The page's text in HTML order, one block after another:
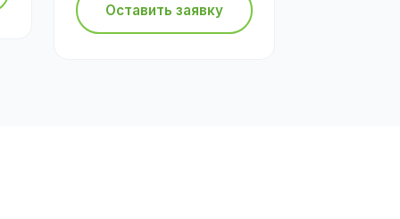
Оставить заявку